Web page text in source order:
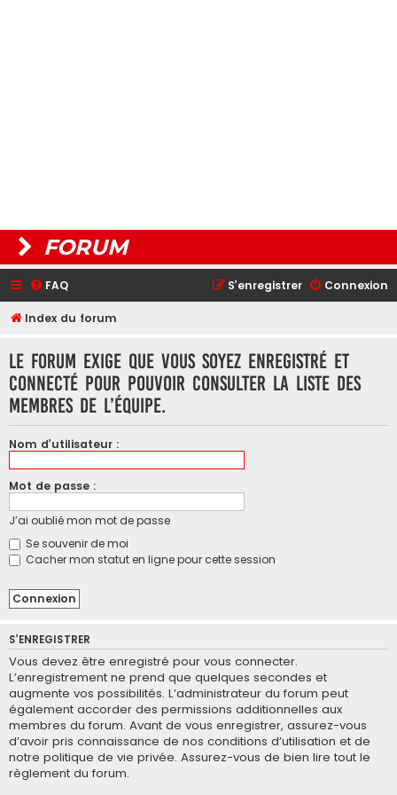
FORUM
FAQ Connexion
S’enregistrer
Index du forum
Le forum exige que vous soyez enregistré et
connecté pour pouvoir consulter la liste des
membres de l’équipe.
Nom d’utilisateur :
Mot de passe :
J’ai oublié mon mot de passe
Se souvenir de moi
Cacher mon statut en ligne pour cette session
S’ENREGISTRER
Vous devez être enregistré pour vous connecter.
L’enregistrement ne prend que quelques secondes et
augmente vos possibilités. L’administrateur du forum peut
également accorder des permissions additionnelles aux
membres du forum. Avant de vous enregistrer, assurez-vous
d’avoir pris connaissance de nos conditions d’utilisation et de
notre politique de vie privée. Assurez-vous de bien lire tout le
règlement du forum.